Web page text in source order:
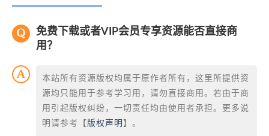
免费下载或者VIP会员专享资源能否直接商
用？
本站所有资源版权均属于原作者所有，这里所提供资
源均只能用于参考学习用，请勿直接商用。若由于商
用引起版权纠纷，一切责任均由使用者承担。更多说
明请参考【 版权声明 】。